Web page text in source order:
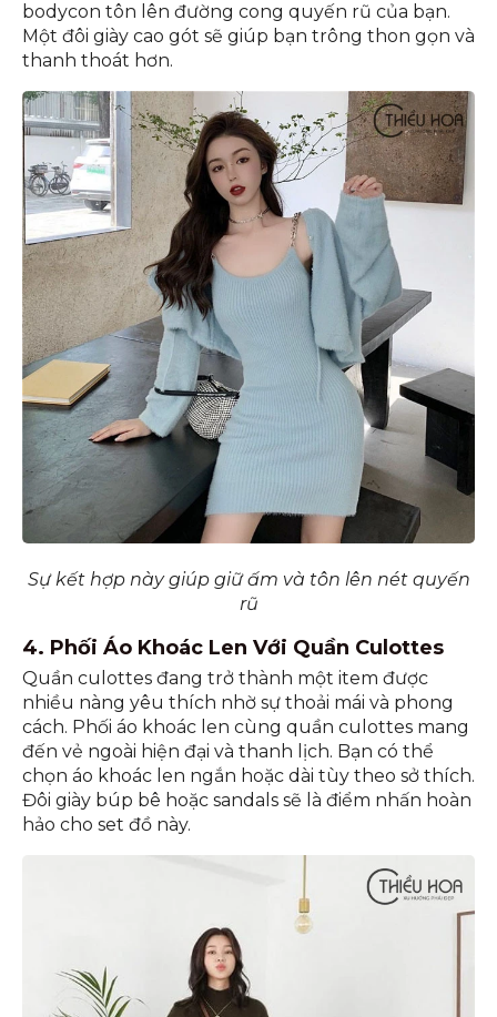
bodycon tôn lên đường cong quyến rũ của bạn.
Một đôi giày cao gót sẽ giúp bạn trông thon gọn và
thanh thoát hơn.
Sự kết hợp này giúp giữ ấm và tôn lên nét quyến
rũ
4. Phối Áo Khoác Len Với Quần Culottes
Quần culottes đang trở thành một item được
nhiều nàng yêu thích nhờ sự thoải mái và phong
cách. Phối áo khoác len cùng quần culottes mang
đến vẻ ngoài hiện đại và thanh lịch. Bạn có thể
chọn áo khoác len ngắn hoặc dài tùy theo sở thích.
Đôi giày búp bê hoặc sandals sẽ là điểm nhấn hoàn
hảo cho set đồ này.